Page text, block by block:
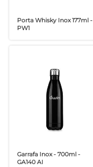
Porta Whisky Inox 177ml -
PW1
Garrafa Inox - 700ml -
GA140 AI